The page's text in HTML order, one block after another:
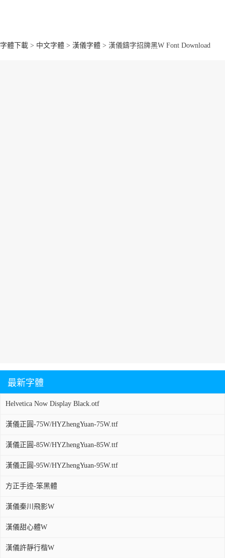
字體下載 > 中文字體 > 漢儀字體 > 漢儀鑄字招牌黑W Font Download
最新字體
Helvetica Now Display Black.otf
漢儀正圓-75W/HYZhengYuan-75W.ttf
漢儀正圓-85W/HYZhengYuan-85W.ttf
漢儀正圓-95W/HYZhengYuan-95W.ttf
方正手迹-笨黑體
漢儀秦川飛影W
漢儀甜心體W
漢儀許靜行楷W